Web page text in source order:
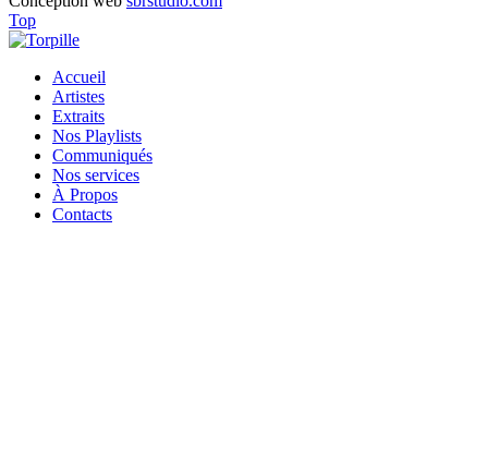
Top
Accueil
Artistes
Extraits
Nos Playlists
Communiqués
Nos services
À Propos
Contacts